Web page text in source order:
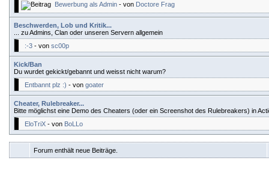
Bewerbung als Admin - von Doctore Frag
Beschwerden, Lob und Kritik...
... zu Admins, Clan oder unseren Servern allgemein
:-3 - von sc00p
Kick/Ban
Du wurdet gekickt/gebannt und weisst nicht warum?
Entbannt plz :) - von goater
Cheater, Rulebreaker...
Bitte möglichst eine Demo des Cheaters (oder ein Screenshot des Rulebreakers) in
EloTriX - von BoLLo
Forum enthält neue Beiträge.